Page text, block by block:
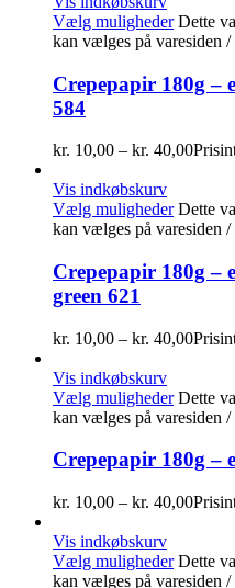
Vælg muligheder Dette
kan vælges på varesiden /
Crepepapir 180g –
584
kr. 10,00 – kr. 40,00
Vis indkøbskurv
Vælg muligheder Dette
kan vælges på varesiden /
Crepepapir 180g –
green 621
kr. 10,00 – kr. 40,00
Vis indkøbskurv
Vælg muligheder Dette
kan vælges på varesiden /
Crepepapir 180g –
kr. 10,00 – kr. 40,00
Vis indkøbskurv
Vælg muligheder Dette
kan vælges på varesiden /